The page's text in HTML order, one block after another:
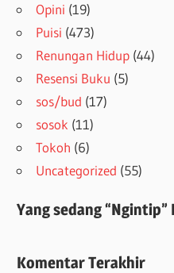
Opini (19)
Puisi (473)
Renungan Hidup (44)
Resensi Buku (5)
sos/bud (17)
sosok (11)
Tokoh (6)
Uncategorized (55)
Yang sedang
Komentar Terakhir